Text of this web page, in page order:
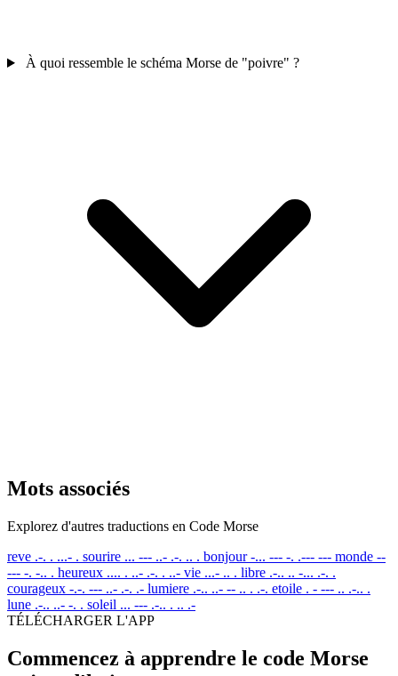
À quoi ressemble le schéma Morse de "poivre" ?
Mots associés
Explorez d'autres traductions en Code Morse
reve .-. . ...- . sourire ... --- ..- .-. .. . bonjour -... --- -. .--- --- monde --
--- -. -.. . heureux .... . ..- .-. . ..- vie ...- .. . libre .-.. .. -... .-. .
courageux -.-. --- ..- .-. .- lumiere .-.. ..- -- .. . .-. etoile . - --- .. .-.. .
lune .-.. ..- -. . soleil ... --- .-.. . .. .-
TÉLÉCHARGER L'APP
Commencez à apprendre le code Morse